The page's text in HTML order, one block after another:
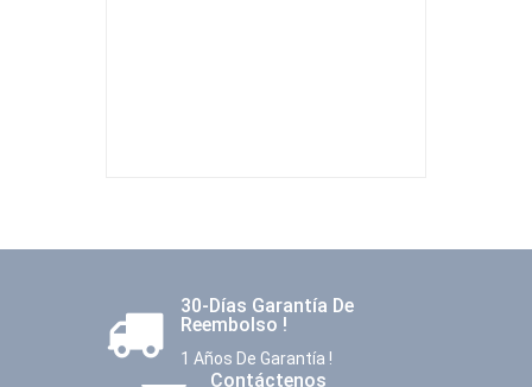
30-Días Garantía De
Reembolso !
1 Años De Garantía !
Contáctenos